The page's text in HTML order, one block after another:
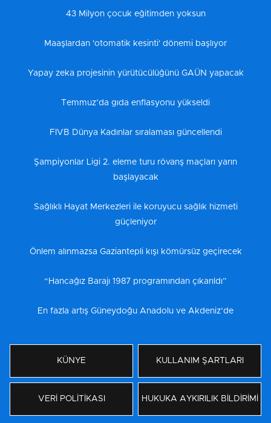
43 Milyon çocuk eğitimden yoksun
Maaşlardan 'otomatik kesinti' dönemi başlıyor
Yapay zeka projesinin yürütücülüğünü GAÜN yapacak
Temmuz’da gıda enflasyonu yükseldi
FIVB Dünya Kadınlar sıralaması güncellendi
Şampiyonlar Ligi 2. eleme turu rövanş maçları yarın
başlayacak
Sağlıklı Hayat Merkezleri ile koruyucu sağlık hizmeti
güçleniyor
Önlem alınmazsa Gaziantepli kışı kömürsüz geçirecek
“Hancağız Barajı 1987 programından çıkarıldı”
En fazla artış Güneydoğu Anadolu ve Akdeniz’de
KÜNYE KULLANIM ŞARTLARI
VERİ POLİTİKASI HUKUKA AYKIRILIK BİLDİRİMİ